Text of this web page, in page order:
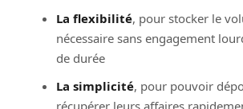
La flexibilité, pour stocker le
nécessaire sans engagement
de durée
La simplicité, pour pouvoir